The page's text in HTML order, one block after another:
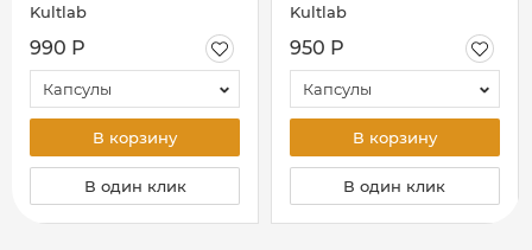
Kultlab
990 Р
Капсулы
В корзину
В один клик
Kultlab
950 Р
Капсулы
В корзину
В один клик